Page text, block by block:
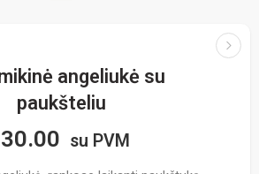
angeliukė su
paukšteliu
30.00 su PVM